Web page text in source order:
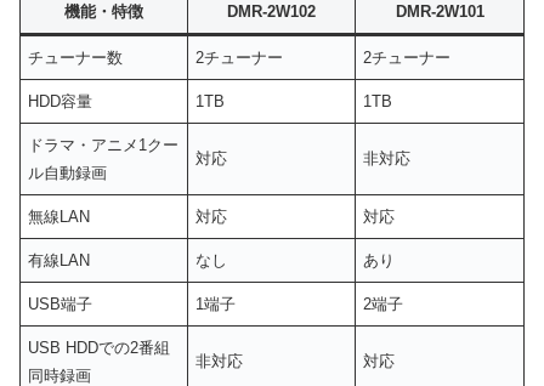
機能・特徴 DMR-2W102 DMR-2W101
チューナー数 2チューナー 2チューナー
HDD容量 1TB 1TB
ドラマ・アニメ1クー
ル自動録画
対応 非対応
無線LAN 対応 対応
有線LAN なし あり
USB端子 1端子 2端子
USB HDDでの2番組
同時録画
非対応 対応